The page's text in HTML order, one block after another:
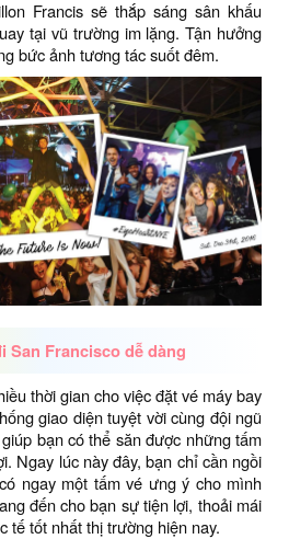
Francis sẽ thắp sáng sân khấu
tại vũ trường im lặng. Tận hưởng
bức ảnh tương tác suốt đêm.
San Francisco dễ dàng
thời gian cho việc đặt vé máy bay
giao diện tuyệt vời cùng đội ngũ
bạn có thể săn được những tấm
Ngay lúc này đây, bạn chỉ cần ngồi
ngay một tấm vé ưng ý cho mình
đến cho bạn sự tiện lợi, thoải mái
tế tốt nhất thị trường hiện nay.